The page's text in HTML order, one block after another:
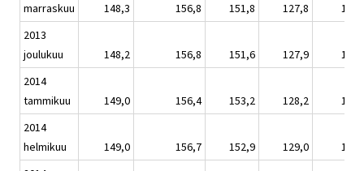
marraskuu
148,3 156,8 151,8 127,8
2013
joulukuu
148,2 156,8 151,6 127,9
2014
tammikuu
149,0 156,4 153,2 128,2
2014
helmikuu
149,0 156,7 152,9 129,0